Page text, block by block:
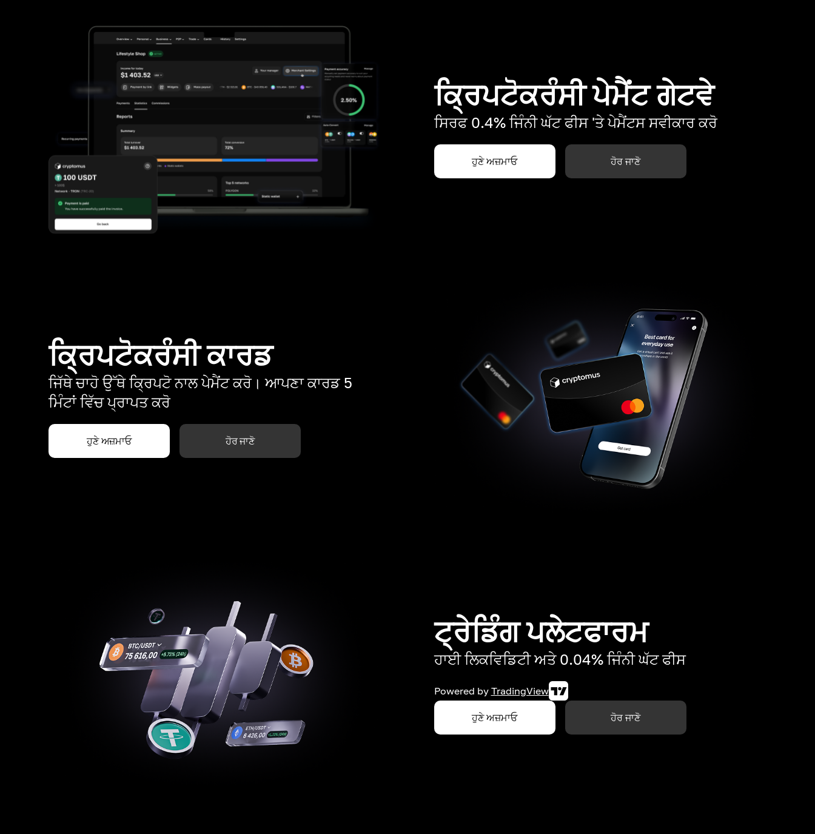
ਕ੍ਰਿਪਟੋਕਰੰਸੀ ਪੇਮੈਂਟ ਗੇਟਵੇ
ਸਿਰਫ 0.4% ਜਿੰਨੀ ਘੱਟ ਫੀਸ 'ਤੇ ਪੇਮੈਂਟਸ ਸਵੀਕਾਰ ਕਰੋ
ਹੁਣੇ ਅਜ਼ਮਾਓ ਹੋਰ ਜਾਣੋ
ਕ੍ਰਿਪਟੋਕਰੰਸੀ ਕਾਰਡ
ਜਿੱਥੇ ਚਾਹੋ ਉੱਥੇ ਕ੍ਰਿਪਟੋ ਨਾਲ ਪੇਮੈਂਟ ਕਰੋ। ਆਪਣਾ ਕਾਰਡ 5
ਮਿੰਟਾਂ ਵਿੱਚ ਪ੍ਰਾਪਤ ਕਰੋ
ਹੁਣੇ ਅਜ਼ਮਾਓ ਹੋਰ ਜਾਣੋ
ਟ੍ਰੇਡਿੰਗ ਪਲੇਟਫਾਰਮ
ਹਾਈ ਲਿਕਵਿਡਿਟੀ ਅਤੇ 0.04% ਜਿੰਨੀ ਘੱਟ ਫੀਸ
Powered by TradingView
ਹੁਣੇ ਅਜ਼ਮਾਓ ਹੋਰ ਜਾਣੋ